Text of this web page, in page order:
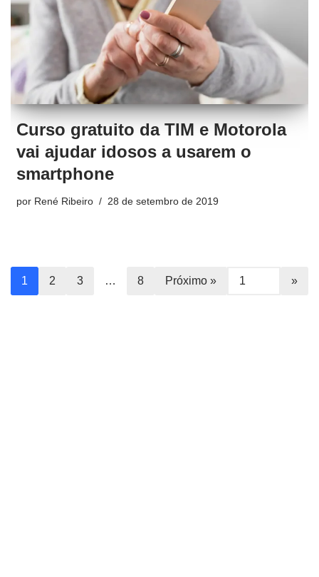
Curso gratuito da TIM e Motorola
vai ajudar idosos a usarem o
smartphone
por René Ribeiro 28 de setembro de 2019
1 2 3 … 8 Próximo »